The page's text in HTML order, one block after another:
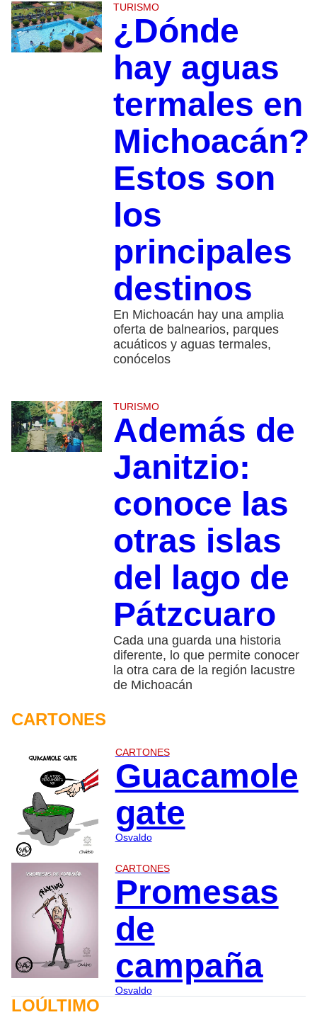
TURISMO
¿Dónde
hay aguas
termales en
Michoacán?
Estos son
los
principales
destinos
En Michoacán hay una amplia
oferta de balnearios, parques
acuáticos y aguas termales,
conócelos
TURISMO
Además de
Janitzio:
conoce las
otras islas
del lago de
Pátzcuaro
Cada una guarda una historia
diferente, lo que permite conocer
la otra cara de la región lacustre
de Michoacán
CARTONES
CARTONES
Guacamole
gate
Osvaldo
CARTONES
Promesas
de
campaña
Osvaldo
LOÚLTIMO